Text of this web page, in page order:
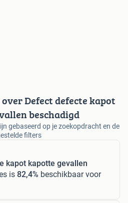
Defect defecte kapot
beschadigd
gebaseerd op je zoekopdracht en de
filters
kapot kapotte gevallen
is 82,4% beschikbaar voor